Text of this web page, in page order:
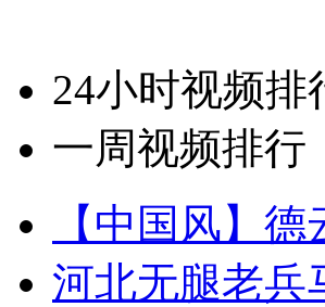
24小时视频排
一周视频排行
【中国风】
河北无腿老兵